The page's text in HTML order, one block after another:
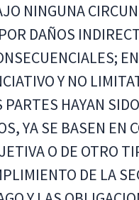
NINGUNA
DAÑOS
Y NO
HAYAN SIDO
YA SE BASEN EN
O DE OTRO
DE LA